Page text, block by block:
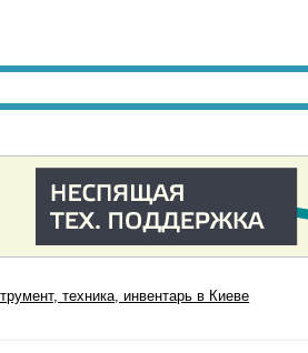
техника, инвентарь в Киеве